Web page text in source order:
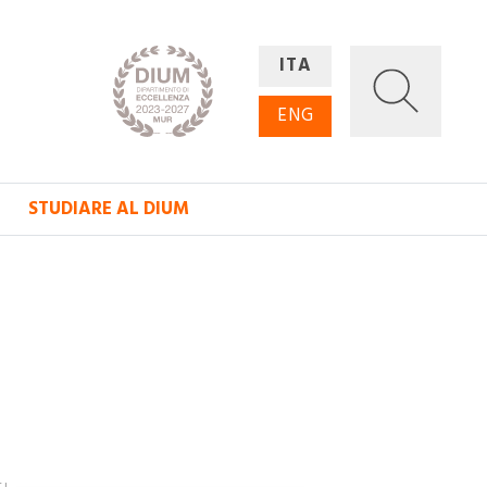
ITA
ENG
STUDIARE AL DIUM